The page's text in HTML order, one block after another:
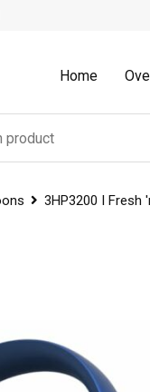
Home
3HP3200 I Fresh